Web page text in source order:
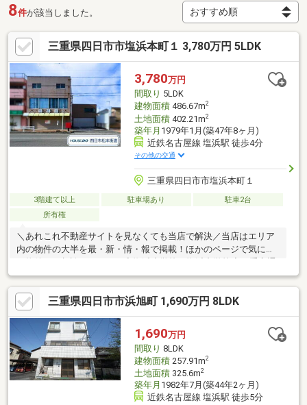
8件が該当しました。
三重県四日市市塩浜本町１ 3,780万円 5LDK
3,780万円
間取り 5LDK
建物面積486.67m2
土地面積402.21m2
築年月 1979年1月(築47年8ヶ月)
近鉄名古屋線 塩浜駅 徒歩4分
その他の交通
三重県四日市市塩浜本町１
3階建て以上 駐車場あり
駐車2台
所有権
＼あれこれ不動産サイトを見なくても当店で解決／当店はエリア
内の物件の大半を最・新・情・報で掲載！ほかのページで気にな
バス「塩浜市民センター前」停 徒歩約1分◆事務所+倉庫付◆塩
浜駅まで徒歩約4分◆国道23号線まで車で約4分※写真をクリック
すると、詳細をご覧いただけます。＝＝＝＝＝＝＝＝＝＝＝＝＝
＝＝＝＝＝＝《失敗しない住宅ローン選び！》豊富な銀行金利情
報を持っていますので、お客様の安心ゆとりのある資金計画をご
提案できます。＝＝＝＝＝＝＝＝＝＝＝＝＝＝＝＝＝＝＝
三重県四日市市浜旭町 1,690万円 8LDK
1,690万円
間取り 8LDK
建物面積257.91m2
土地面積325.6m2
築年月 1982年7月(築44年2ヶ月)
近鉄名古屋線 塩浜駅 徒歩5分